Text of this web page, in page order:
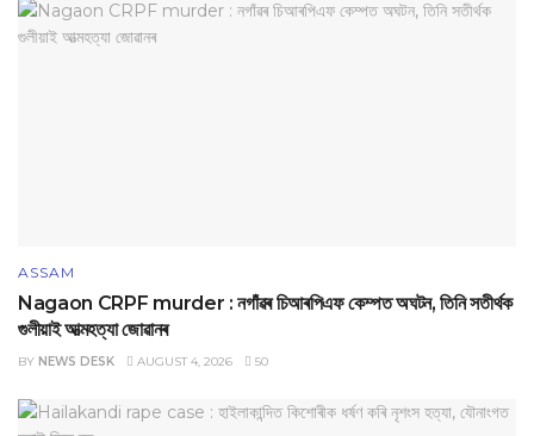
ASSAM
Nagaon CRPF murder : নগাঁৱৰ চিআৰপিএফ কেম্পত অঘটন, তিনি সতীৰ্থক
গুলীয়াই আত্মহত্যা জোৱানৰ
BY NEWS DESK AUGUST 4, 2026 50